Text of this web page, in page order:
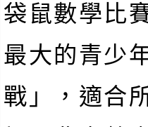
袋鼠數學比
最大的青少
戰」，適合